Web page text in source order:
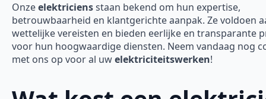
Onzeelektriciensstaan bekend om hun expertise,
betrouwbaarheid en klantgerichte aanpak. Ze voldoen
wettelijke vereisten en bieden eerlijke en transparante
voor hun hoogwaardige diensten. Neem vandaag nog
met ons op voor al uwelektriciteitswerken!